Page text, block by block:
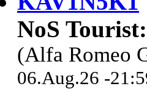
NoS
(Alfa Romeo
06.Aug.26 -